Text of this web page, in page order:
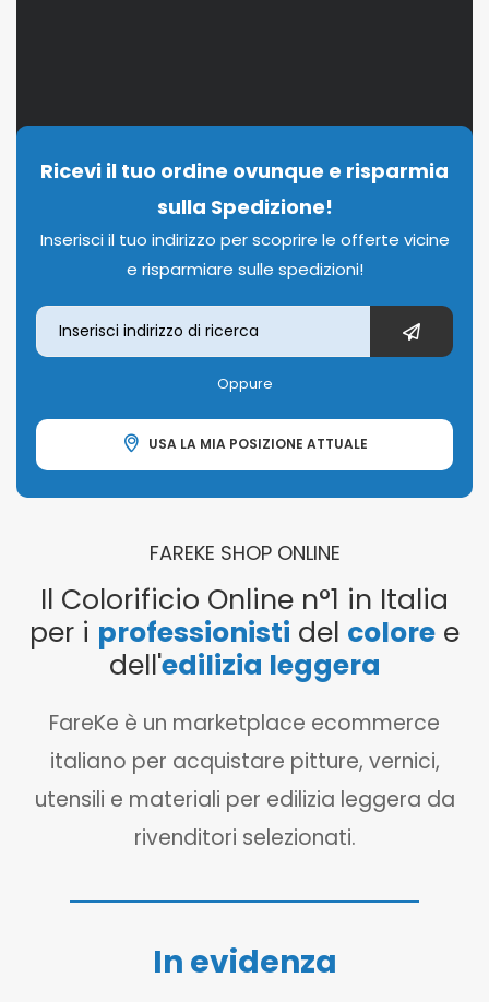
Ricevi il tuo ordine ovunque e risparmia
sulla Spedizione!
Inserisci il tuo indirizzo per scoprire le offerte vicine
e risparmiare sulle spedizioni!
Oppure
USA LA MIA POSIZIONE ATTUALE
FAREKE SHOP ONLINE
Il Colorificio Online n°1 in Italia
per i professionisti del colore e
dell'edilizia leggera
FareKe è un marketplace ecommerce
italiano per acquistare pitture, vernici,
utensili e materiali per edilizia leggera da
rivenditori selezionati.
In evidenza